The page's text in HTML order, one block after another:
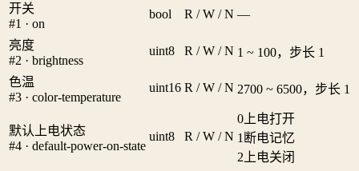
开关
#1 · on
bool R / W / N —
亮度
#2 · brightness
uint8 R / W / N 1 ~ 100，步长 1
色温
#3 · color-temperature
uint16 R / W / N 2700 ~ 6500，步长 1
默认上电状态
#4 · default-power-on-state
uint8 R / W / N
0 上电打开
1 断电记忆
2 上电关闭